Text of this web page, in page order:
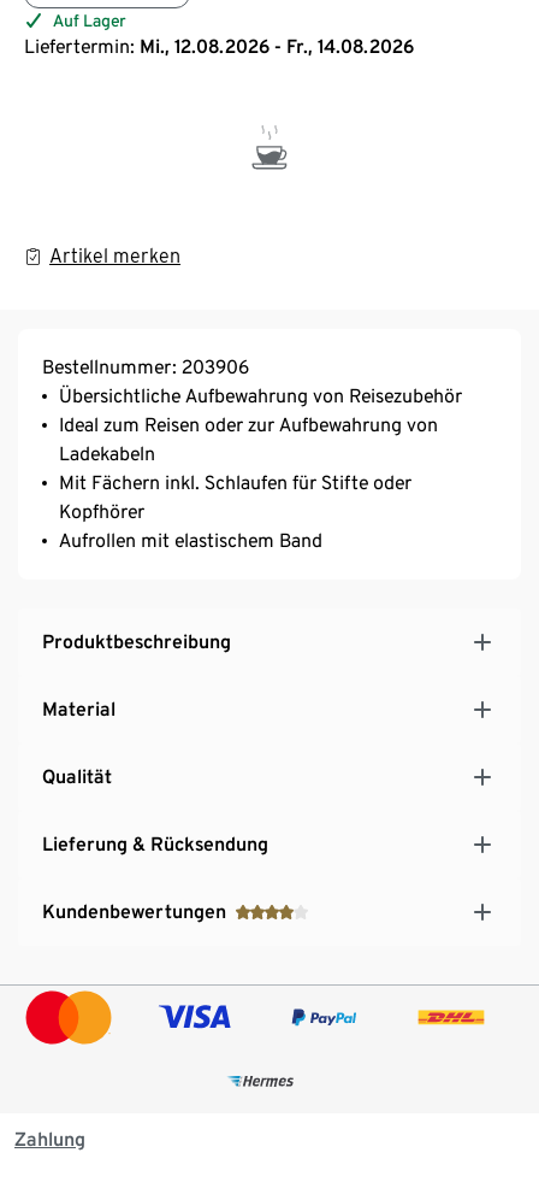
Auf Lager
Liefertermin: Mi., 12.08.2026 - Fr., 14.08.2026
Artikel merken
Bestellnummer: 203906
Übersichtliche Aufbewahrung von Reisezubehör
Ideal zum Reisen oder zur Aufbewahrung von
Ladekabeln
Mit Fächern inkl. Schlaufen für Stifte oder
Kopfhörer
Aufrollen mit elastischem Band
Produktbeschreibung
Material
Qualität
Lieferung & Rücksendung
Kundenbewertungen
Zahlung